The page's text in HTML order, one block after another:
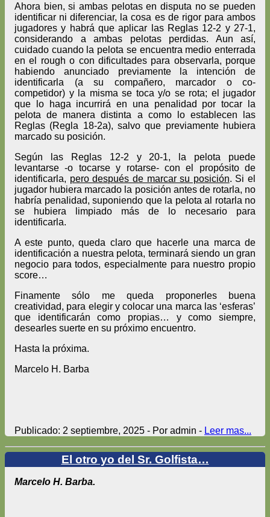
Ahora bien, si ambas pelotas en disputa no se pueden
identificar ni diferenciar, la cosa es de rigor para ambos
jugadores y habrá que aplicar las Reglas 12-2 y 27-1,
considerando a ambas pelotas perdidas. Aun así,
cuidado cuando la pelota se encuentra medio enterrada
en el rough o con dificultades para observarla, porque
habiendo anunciado previamente la intención de
identificarla (a su compañero, marcador o co-
competidor) y la misma se toca y/o se rota; el jugador
que lo haga incurrirá en una penalidad por tocar la
pelota de manera distinta a como lo establecen las
Reglas (Regla 18-2a), salvo que previamente hubiera
marcado su posición.
Según las Reglas 12-2 y 20-1, la pelota puede
levantarse -o tocarse y rotarse- con el propósito de
identificarla, pero después de marcar su posición. Si el
jugador hubiera marcado la posición antes de rotarla, no
habría penalidad, suponiendo que la pelota al rotarla no
se hubiera limpiado más de lo necesario para
identificarla.
A este punto, queda claro que hacerle una marca de
identificación a nuestra pelota, terminará siendo un gran
negocio para todos, especialmente para nuestro propio
score…
Finamente sólo me queda proponerles buena
creatividad, para elegir y colocar una marca las ‘esferas’
que identificarán como propias… y como siempre,
desearles suerte en su próximo encuentro.
Hasta la próxima.
Marcelo H. Barba
Publicado: 2 septiembre, 2025 - Por admin - Leer mas...
El otro yo del Sr. Golfista…
Marcelo H. Barba.